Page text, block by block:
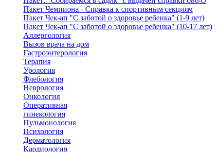
Пакет Чемпиона - Справка к спортивным секциям
Пакет Чек-ап "С заботой о здоровье ребенка" (1-9 лет)
Пакет Чек-ап "С заботой о здоровье ребенка" (10-17 лет)
Аллергология
Вызов врача на дом
Гастроэнтерология
Терапия
Урология
Флебология
Неврология
Онкология
Оперативная
гинекология
Пульмонология
Психология
Дерматология
Кардиология